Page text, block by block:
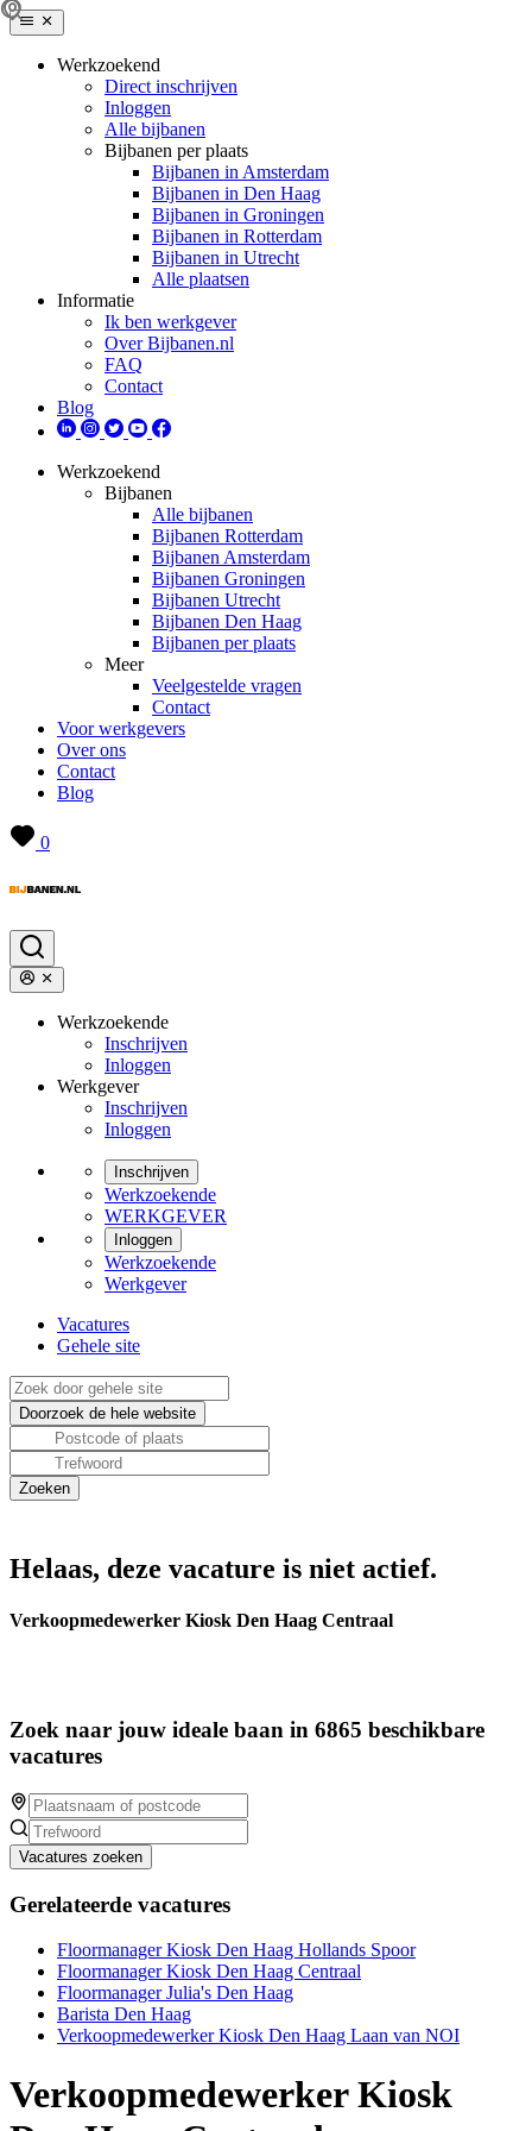
Werkzoekend
Direct inschrijven
Inloggen
Alle bijbanen
Bijbanen per plaats
Bijbanen in Amsterdam
Bijbanen in Den Haag
Bijbanen in Groningen
Bijbanen in Rotterdam
Bijbanen in Utrecht
Alle plaatsen
Informatie
Ik ben werkgever
Over Bijbanen.nl
FAQ
Contact
Blog
Werkzoekend
Bijbanen
Alle bijbanen
Bijbanen Rotterdam
Bijbanen Amsterdam
Bijbanen Groningen
Bijbanen Utrecht
Bijbanen Den Haag
Bijbanen per plaats
Meer
Veelgestelde vragen
Contact
Voor werkgevers
Over ons
Contact
Blog
0
Werkzoekende
Inschrijven
Inloggen
Werkgever
Inschrijven
Inloggen
Inschrijven
Werkzoekende
WERKGEVER
Inloggen
Werkzoekende
Werkgever
Vacatures
Gehele site
Helaas, deze vacature is niet actief.
Verkoopmedewerker Kiosk Den Haag Centraal
Zoek naar jouw ideale baan in 6865 beschikbare
vacatures
Vacatures zoeken
Gerelateerde vacatures
Floormanager Kiosk Den Haag Hollands Spoor
Floormanager Kiosk Den Haag Centraal
Floormanager Julia's Den Haag
Barista Den Haag
Verkoopmedewerker Kiosk Den Haag Laan van NOI
Verkoopmedewerker Kiosk